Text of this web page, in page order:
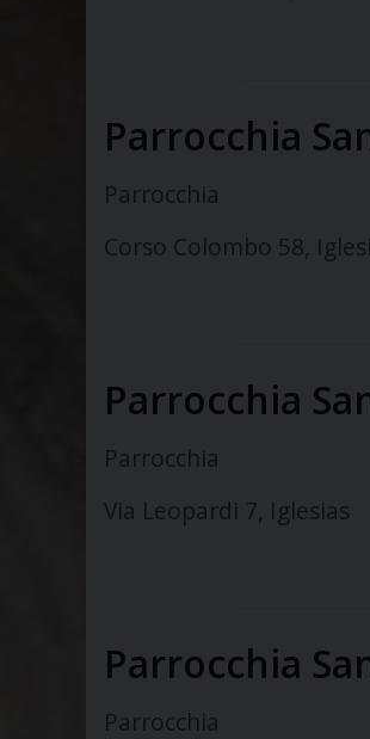
Parrocchia
Parrocchia
Corso Colombo 58,
Parrocchia
Parrocchia
Via Leopardi 7, Iglesias
Parrocchia
Parrocchia